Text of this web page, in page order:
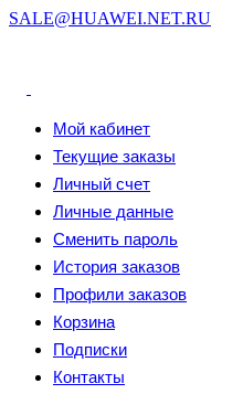
SALE@HUAWEI.NET.RU
Мой кабинет
Текущие заказы
Личный счет
Личные данные
Сменить пароль
История заказов
Профили заказов
Корзина
Подписки
Контакты